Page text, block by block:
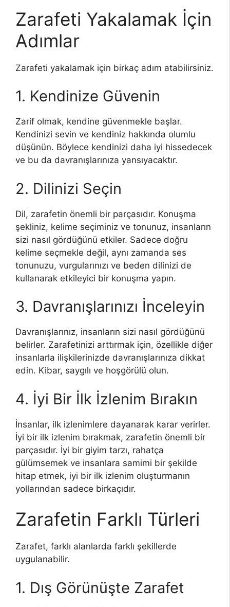
Zarafeti Yakalamak İçin
Adımlar
Zarafeti yakalamak için birkaç adım atabilirsiniz.
1. Kendinize Güvenin
Zarif olmak, kendine güvenmekle başlar.
Kendinizi sevin ve kendiniz hakkında olumlu
düşünün. Böylece kendinizi daha iyi hissedecek
ve bu da davranışlarınıza yansıyacaktır.
2. Dilinizi Seçin
Dil, zarafetin önemli bir parçasıdır. Konuşma
şekliniz, kelime seçiminiz ve tonunuz, insanların
sizi nasıl gördüğünü etkiler. Sadece doğru
kelime seçmekle değil, aynı zamanda ses
tonunuzu, vurgularınızı ve beden dilinizi de
kullanarak etkileyici bir konuşma yapın.
3. Davranışlarınızı İnceleyin
Davranışlarınız, insanların sizi nasıl gördüğünü
belirler. Zarafetinizi arttırmak için, özellikle diğer
insanlarla ilişkilerinizde davranışlarınıza dikkat
edin. Kibar, saygılı ve hoşgörülü olun.
4. İyi Bir İlk İzlenim Bırakın
İnsanlar, ilk izlenimlere dayanarak karar verirler.
İyi bir ilk izlenim bırakmak, zarafetin önemli bir
parçasıdır. İyi bir giyim tarzı, rahatça
gülümsemek ve insanlara samimi bir şekilde
hitap etmek, iyi bir ilk izlenim oluşturmanın
yollarından sadece birkaçıdır.
Zarafetin Farklı Türleri
Zarafet, farklı alanlarda farklı şekillerde
uygulanabilir.
1. Dış Görünüşte Zarafet